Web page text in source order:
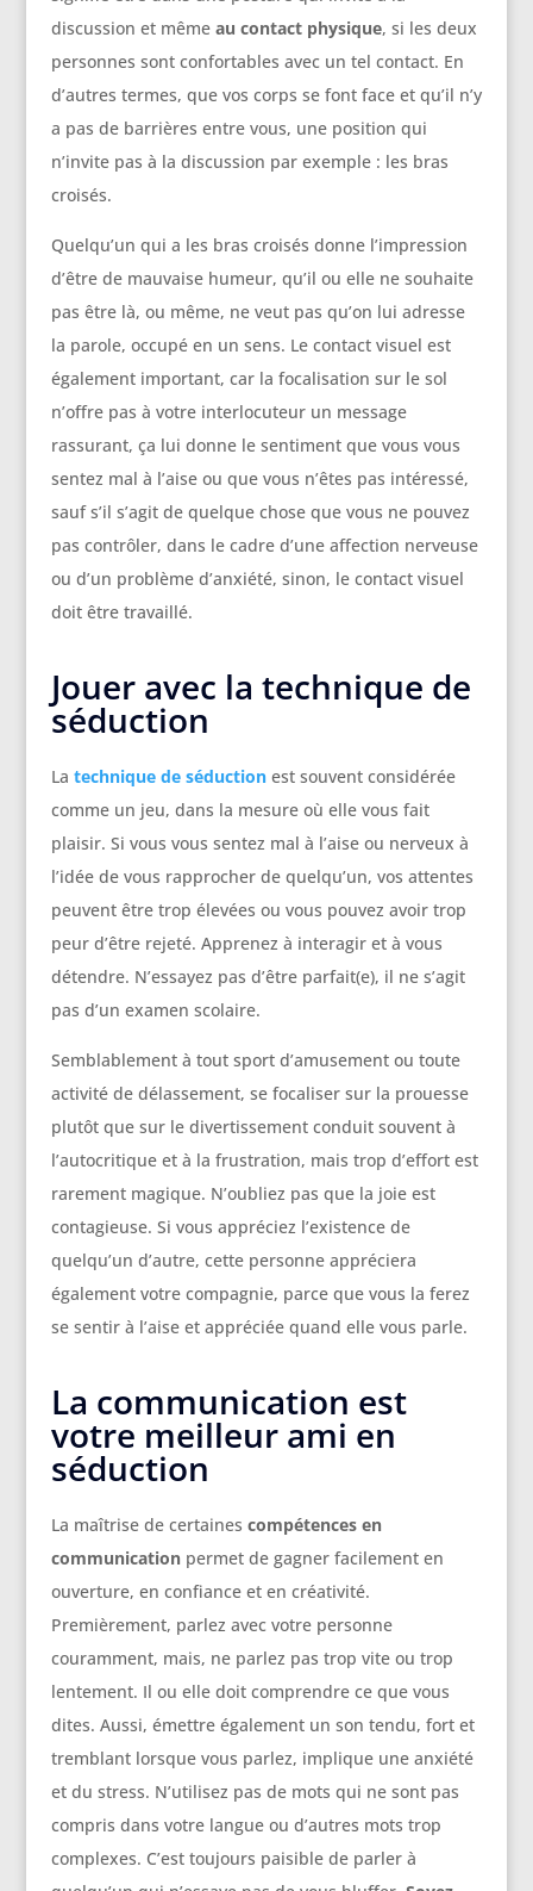
discussion et même au contact physique, si les deux
personnes sont confortables avec un tel contact. En
d’autres termes, que vos corps se font face et qu’il n’y
a pas de barrières entre vous, une position qui
n’invite pas à la discussion par exemple : les bras
croisés.
Quelqu’un qui a les bras croisés donne l’impression
d’être de mauvaise humeur, qu’il ou elle ne souhaite
pas être là, ou même, ne veut pas qu’on lui adresse
la parole, occupé en un sens. Le contact visuel est
également important, car la focalisation sur le sol
n’offre pas à votre interlocuteur un message
rassurant, ça lui donne le sentiment que vous vous
sentez mal à l’aise ou que vous n’êtes pas intéressé,
sauf s’il s’agit de quelque chose que vous ne pouvez
pas contrôler, dans le cadre d’une affection nerveuse
ou d’un problème d’anxiété, sinon, le contact visuel
doit être travaillé.
Jouer avec la technique de
séduction
La technique de séductionest souvent considérée
comme un jeu, dans la mesure où elle vous fait
plaisir. Si vous vous sentez mal à l’aise ou nerveux à
l’idée de vous rapprocher de quelqu’un, vos attentes
peuvent être trop élevées ou vous pouvez avoir trop
peur d’être rejeté. Apprenez à interagir et à vous
détendre. N’essayez pas d’être parfait(e), il ne s’agit
pas d’un examen scolaire.
Semblablement à tout sport d’amusement ou toute
activité de délassement, se focaliser sur la prouesse
plutôt que sur le divertissement conduit souvent à
l’autocritique et à la frustration, mais trop d’effort est
rarement magique. N’oubliez pas que la joie est
contagieuse. Si vous appréciez l’existence de
quelqu’un d’autre, cette personne appréciera
également votre compagnie, parce que vous la ferez
se sentir à l’aise et appréciée quand elle vous parle.
La communication est
votre meilleur ami en
séduction
La maîtrise de certaines compétences en
communicationpermet de gagner facilement en
ouverture, en confiance et en créativité.
Premièrement, parlez avec votre personne
couramment, mais, ne parlez pas trop vite ou trop
lentement. Il ou elle doit comprendre ce que vous
dites. Aussi, émettre également un son tendu, fort et
tremblant lorsque vous parlez, implique une anxiété
et du stress. N’utilisez pas de mots qui ne sont pas
compris dans votre langue ou d’autres mots trop
complexes. C’est toujours paisible de parler à